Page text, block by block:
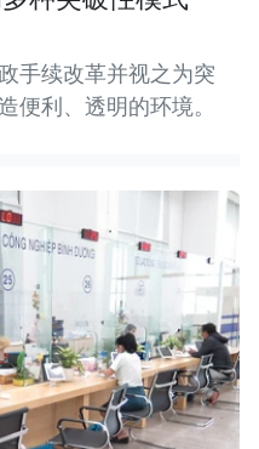
手续改革并视之为突
便利、透明的环境。